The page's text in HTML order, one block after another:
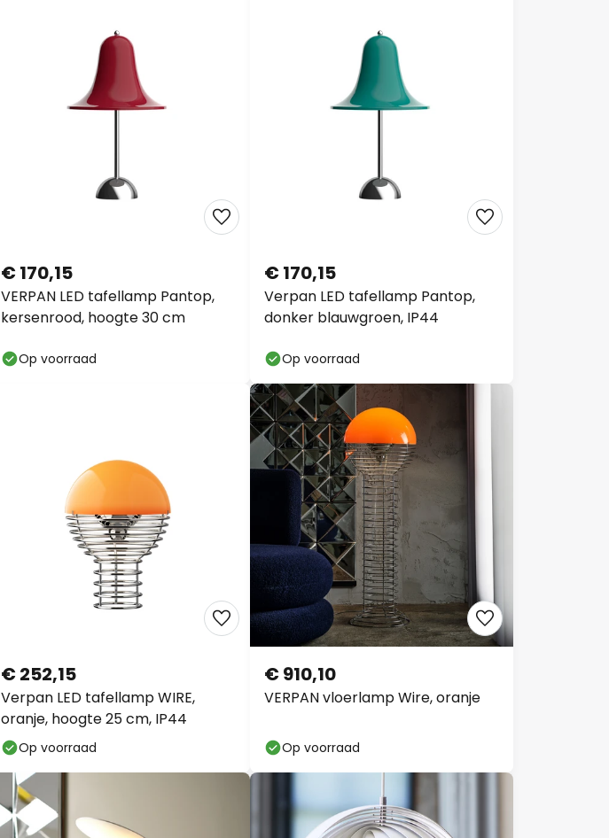
VERPAN LED tafellamp Pantop,
kersenrood, hoogte 30 cm
€ 170,15
Op voorraad
Verpan LED tafellamp Pantop,
donker blauwgroen, IP44
€ 170,15
Op voorraad
Verpan LED tafellamp WIRE,
oranje, hoogte 25 cm, IP44
€ 252,15
Op voorraad
VERPAN vloerlamp Wire, oranje
€ 910,10
Op voorraad